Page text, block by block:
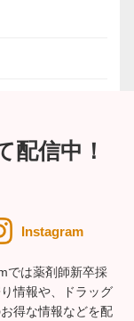
配信中！
Instagram
では薬剤師新卒採
情報や、ドラッグ
得な情報などを配